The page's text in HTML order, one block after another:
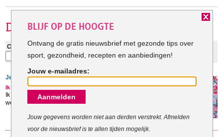
here:
Categorie:
Zoeken:
Zoek
Jessica:
Ik wil minstens 12 kilo afvallen!
Ik ben Jessica, ik wil graag 12 kilo afvallen in ongeveer 6
weken!! Ik denk dat ik dan mooi ben, ...
FIETSKLEDING
SERVICE
Inloggen
Contact- en adresgegevens
Levertijd, retourneren, ruilen
BLIJF OP DE HOOGTE
Ontvang de gratis nieuwsbrief met gezonde tips over
sport, gezondheid, recepten en aanbiedingen!
Jouw e-mailadres:
Aanmelden
Jouw gegevens worden niet aan derden verstrekt. Afmelden
voor de nieuwsbrief is te allen tijden mogelijk.